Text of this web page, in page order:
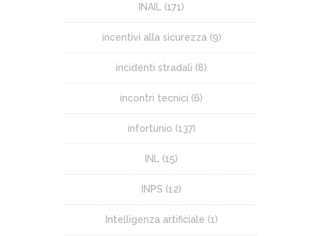
INAIL (171)
incentivi alla sicurezza (9)
incidenti stradali (8)
incontri tecnici (6)
infortunio (137)
INL (15)
INPS (12)
Intelligenza artificiale (1)